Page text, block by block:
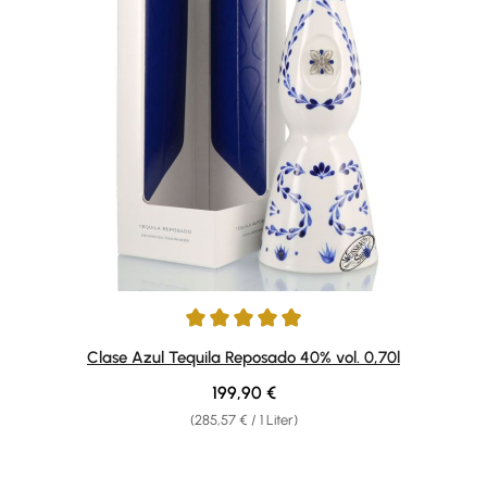
Durchschnittliche Bewertung von 5 von 5 Sternen
Clase Azul Tequila Reposado 40% vol. 0,70l
(285,57 € / 1 Liter)
Regulärer Preis:
199,90 €